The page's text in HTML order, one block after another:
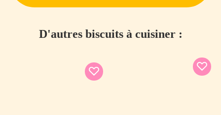
D'autres biscuits à cuisiner :